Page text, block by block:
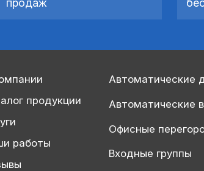
продаж
продукции
работы
Автоматические
Автоматические
Офисные
Входные группы